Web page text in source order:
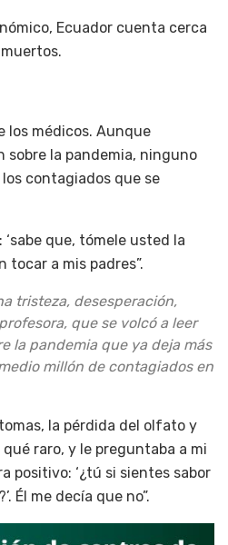
Ecuador cuenta cerca
los médicos. Aunque
sobre la pandemia, ninguno
contagiados que se
‘sabe que, tómele usted la
tocar a mis padres”.
tristeza, desesperación,
que se volcó a leer
la pandemia que ya deja más
millón de contagiados en
la pérdida del olfato y
raro, y le preguntaba a mi
positivo: ‘¿tú si sientes sabor
Él me decía que no”.